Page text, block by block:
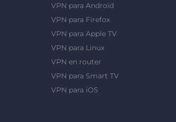
VPN para Android
VPN para Firefox
VPN para Apple TV
VPN para Linux
VPN en router
VPN para Smart TV
VPN para iOS